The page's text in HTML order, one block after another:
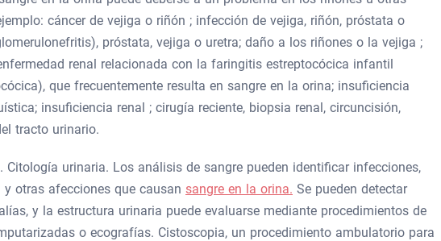
cáncer de vejiga o riñón ; infección de vejiga, riñón, próstata o
próstata, vejiga o uretra; daño a los riñones o la vejiga ;
renal relacionada con la faringitis estreptocócica infantil
que frecuentemente resulta en sangre en la orina; insuficiencia
insuficiencia renal ; cirugía reciente, biopsia renal, circuncisión,
tracto urinario.
Citología urinaria. Los análisis de sangre pueden identificar infecciones,
otras afecciones que causan sangre en la orina. Se pueden detectar
y la estructura urinaria puede evaluarse mediante procedimientos de
o ecografías. Cistoscopia, un procedimiento ambulatorio para